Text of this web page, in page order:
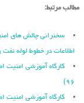
مطالب مرتبط:
سخنرانی چالش های
اطلاعات در خطوط لوله نفت
کارگاه آموزشی امنیت
۹۶)
کارگاه آموزشی امنیت